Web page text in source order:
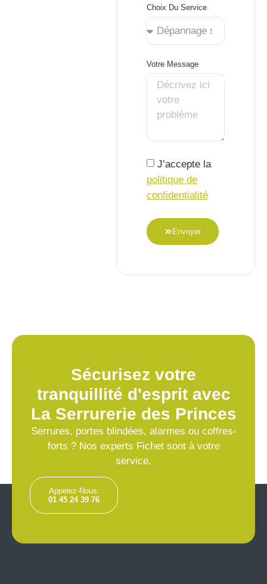
Choix Du Service
Votre Message
J’accepte la
politique de
confidentialité
Envoyer
Sécurisez votre
tranquillité d'esprit avec
La Serrurerie des Princes
Serrures, portes blindées, alarmes ou coffres-
forts ? Nos experts Fichet sont à votre
service.
Appelez-Nous:
01 45 24 39 76